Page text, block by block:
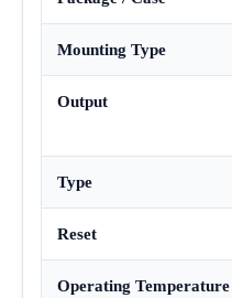
Mounting Type
Output
Type
Reset
Operating Temperature